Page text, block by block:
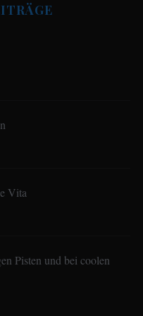
Vita
Pisten und bei coolen